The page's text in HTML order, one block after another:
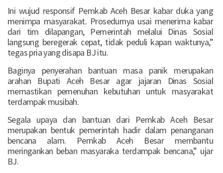
Ini wujud responsif Pemkab Aceh Besar kabar duka yang
menimpa masyarakat. Prosedurnya usai menerima kabar
dari tim dilapangan, Pemerintah melalui Dinas Sosial
langsung beregerak cepat, tidak peduli kapan waktunya,”
tegas pria yang disapa BJ itu.
Baginya penyerahan bantuan masa panik merupakan
arahan Bupati Aceh Besar agar jajaran Dinas Sosial
memastikan pemenuhan kebutuhan untuk masyarakat
terdampak musibah.
Segala upaya dan bantuan dari Pemkab Aceh Besar
merupakan bentuk pemerintah hadir dalam penanganan
bencana alam. Pemkab Aceh Besar membantu
meringankan beban masyaraka terdampak bencana,” ujar
BJ.